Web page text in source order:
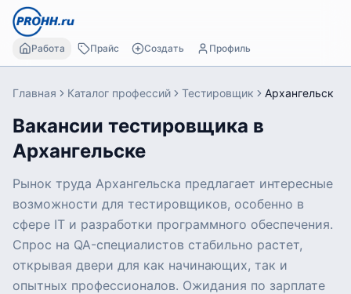
Работа Прайс Создать Профиль
Главная Каталог профессий Тестировщик Архангельск
Вакансии тестировщика в
Архангельске
Рынок труда Архангельска предлагает интересные
возможности для тестировщиков, особенно в
сфере IT и разработки программного обеспечения.
Спрос на QA-специалистов стабильно растет,
открывая двери для как начинающих, так и
опытных профессионалов. Ожидания по зарплате